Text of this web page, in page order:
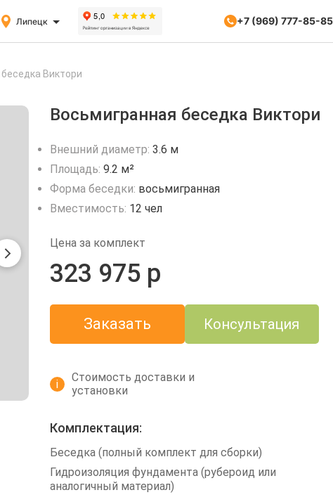
Липецк +7 (969) 777-85-85
Виктори
Восьмигранная беседка Виктори
Внешний диаметр:3.6 м
Площадь:9.2 м²
Форма беседки: восьмигранная
Вместимость: 12 чел
Цена за комплект
323 975 р
Заказать Консультация
i
Стоимость доставки и
установки
Комплектация:
Беседка (полный комплект для сборки)
Гидроизоляция фундамента (рубероид или
аналогичный материал)